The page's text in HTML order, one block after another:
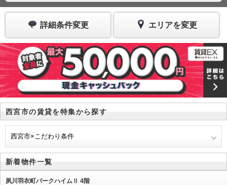
詳細条件変更 エリアを変更
西宮市の賃貸を特集から探す
西宮市×こだわり条件
新着物件一覧
夙川羽衣町パークハイムⅡ 4階